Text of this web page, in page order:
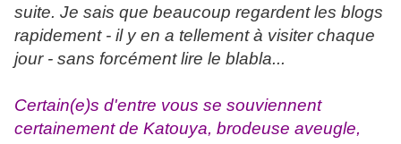
suite. Je sais que beaucoup regardent les blogs
rapidement - il y en a tellement à visiter chaque
jour - sans forcément lire le blabla...
Certain(e)s d'entre vous se souviennent
certainement de Katouya, brodeuse aveugle,